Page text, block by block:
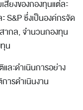
ยงของกองทุนแต่ละ
S&P ซึ่งเป็นองค์กรจัด
ากล, จำนวนกองทุน
น
ละดำเนินการอย่าง
ารดำเนินงาน